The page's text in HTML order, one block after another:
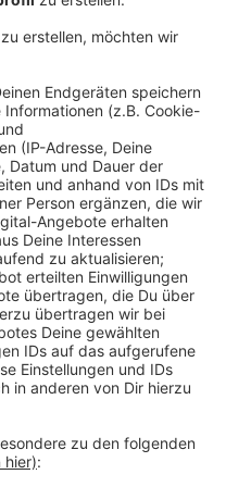
OPs mit Roboter-
Mal haben die
damit operiert.
auch komplexe
operiert werden
und Assistenten
Das
Meilenstein in der